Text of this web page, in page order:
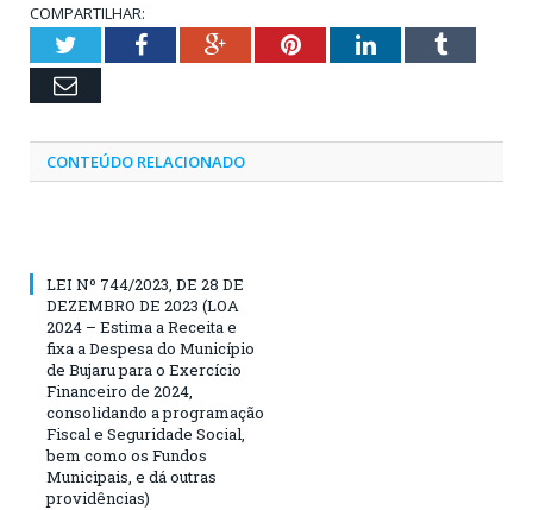
COMPARTILHAR:
TwitterFacebookGoogle+PinterestLinkedInTumblr
Email
CONTEÚDO RELACIONADO
LEI Nº 744/2023, DE 28 DE
DEZEMBRO DE 2023 (LOA
2024 – Estima a Receita e
fixa a Despesa do Município
de Bujaru para o Exercício
Financeiro de 2024,
consolidando a programação
Fiscal e Seguridade Social,
bem como os Fundos
Municipais, e dá outras
providências)